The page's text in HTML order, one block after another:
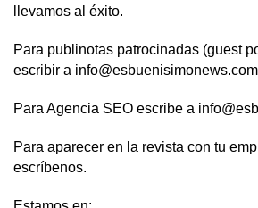
llevamos al éxito.
Para publinotas patrocinadas (guest
escribir a info@esbuenisimonews.com
Para Agencia SEO escribe a
Para aparecer en la revista con tu
escríbenos.